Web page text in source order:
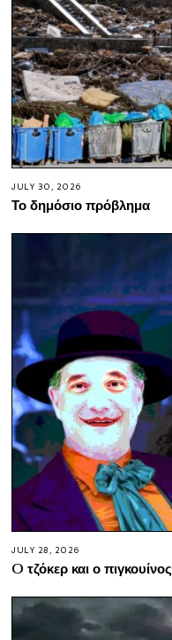
JULY 30, 2026
Το δημόσιο πρόβλημα
JULY 28, 2026
O τζόκερ και ο πιγκουίνος